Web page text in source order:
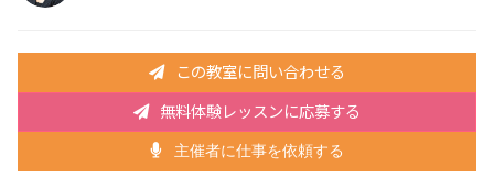
この教室に問い合わせる
無料体験レッスンに応募する
主催者に仕事を依頼する